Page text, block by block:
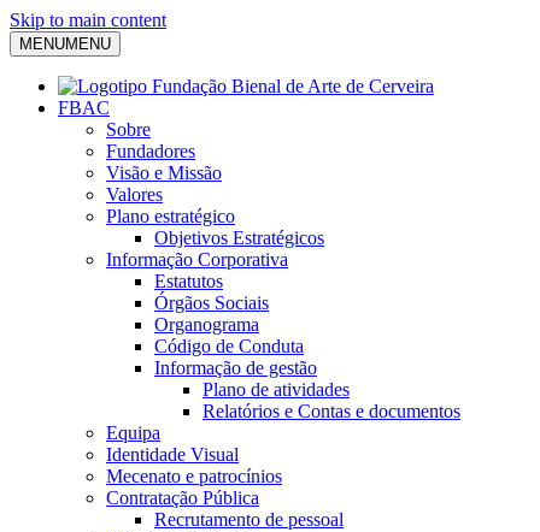
Skip to main content
MENUMENU
FBAC
Sobre
Fundadores
Visão e Missão
Valores
Plano estratégico
Objetivos Estratégicos
Informação Corporativa
Estatutos
Órgãos Sociais
Organograma
Código de Conduta
Informação de gestão
Plano de atividades
Relatórios e Contas e documentos
Equipa
Identidade Visual
Mecenato e patrocínios
Contratação Pública
Recrutamento de pessoal